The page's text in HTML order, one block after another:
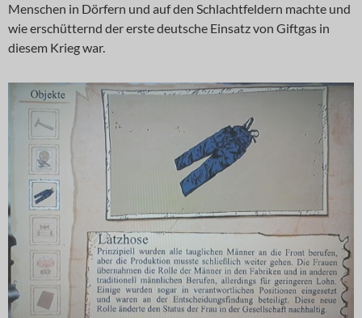
Menschen in Dörfern und auf den Schlachtfeldern machte und
wie erschütternd der erste deutsche Einsatz von Giftgas in
diesem Krieg war.